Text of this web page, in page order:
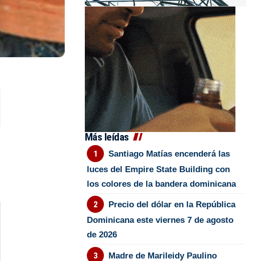
Más leídas
Santiago Matías encenderá las
luces del Empire State Building con
los colores de la bandera dominicana
Precio del dólar en la República
Dominicana este viernes 7 de agosto
de 2026
Madre de Marileidy Paulino